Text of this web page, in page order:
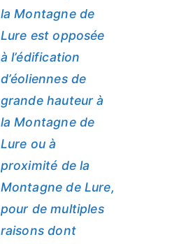
la Montagne de
Lure est opposée
à l’édification
d’éoliennes de
grande hauteur à
la Montagne de
Lure ou à
proximité de la
Montagne de Lure,
pour de multiples
raisons dont